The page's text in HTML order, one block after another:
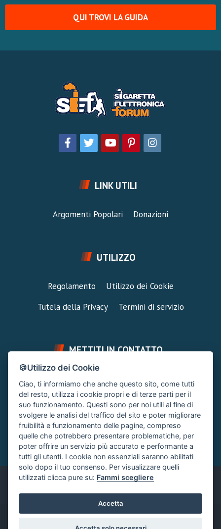
QUI TROVI LA GUIDA
LINK UTILI
Argomenti Popolari Donazioni
UTILIZZO
Regolamento
Utilizzo dei Cookie
Tutela della Privacy
Termini di servizio
METTITI IN CONTATTO
FAI UNA DOMANDA
Chiedi un Consiglio
Area Ticket
CONTATTA L'AMMINISTRAZIONE
Clicca quì
Italiano
🍪Utilizzo dei Cookie
Ciao, ti informiamo che anche questo sito, come tutti
del resto, utilizza i cookie propri e di terze parti per il
suo funzionamento. Questi sono per noi utili al fine di
svolgere le analisi del traffico del sito e poter migliorare
fruibilità e funzionamento delle pagine, compreso
quelle che potrebbero presentare problematiche, per
poter offrire un servizio più accurato e performante a
tutti gli utenti. I cookie non essenziali saranno abilitati
solo dopo il tuo consenso. Per visualizzare quelli
utilizzati clicca pure su: Fammi scegliere
Accetta